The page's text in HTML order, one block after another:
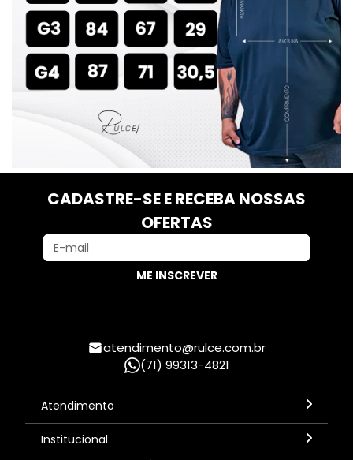
CADASTRE-SE E RECEBA NOSSAS
OFERTAS
ME INSCREVER
atendimento@rulce.com.br
(71) 99313-4821
Atendimento
Institucional